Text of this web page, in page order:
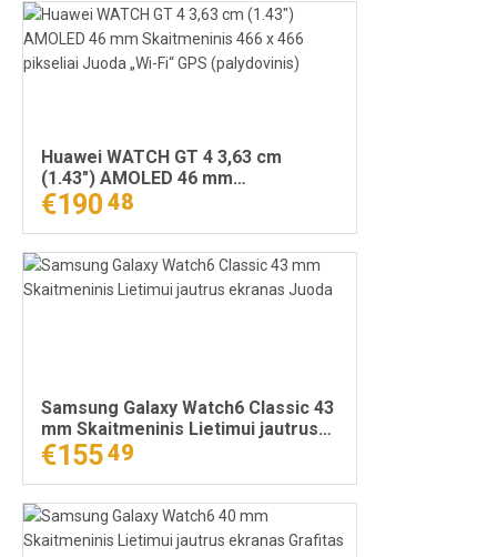
Huawei WATCH GT 4 3,63 cm
(1.43") AMOLED 46 mm
Skaitmeninis 466 x 466 pikseliai
Juoda „Wi-Fi“ GPS (palydovinis)
€190 48
Samsung Galaxy Watch6 Classic 43
mm Skaitmeninis Lietimui jautrus
ekranas Juoda
€15549